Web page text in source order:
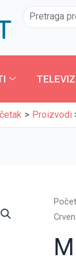
Pretraga
Proizvodi
MBS